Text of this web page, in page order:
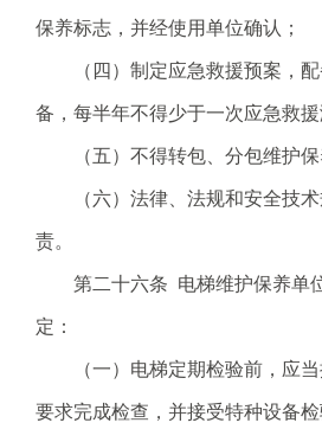
保养标志，并经使用单位确认；
（四）制定应急救援预案，配
备，每半年不得少于一次应急救援
（五）不得转包、分包维护保
（六）法律、法规和安全技术
责。
第二十六条 电梯维护保养单
定：
（一）电梯定期检验前，应当
要求完成检查，并接受特种设备检